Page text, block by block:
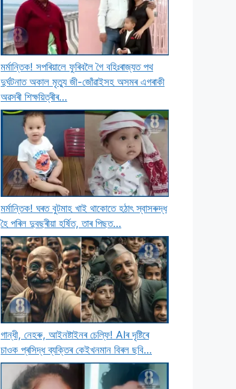
মৰ্মান্তিক! সপৰিয়ালে ফুৰিবলৈ গৈ বহিঃৰাজ্যত পথ
দুৰ্ঘটনাত অকাল মৃত্যু জী-জোঁৱাইসহ অসমৰ এগৰাকী
অৱসৰী শিক্ষয়িত্ৰীৰ…
মৰ্মান্তিক! ঘৰত বুটমাহ খাই থাকােতে হঠাৎ স্বাসৰুদ্ধ
হৈ পৰিল দুবছৰীয়া হৰ্ষিত, তাৰ পিছত…
গান্ধী, নেহৰু, আইনষ্টাইনৰ চেল্ফি! AIৰ দৃষ্টিৰে
চাওক প্ৰসিদ্ধ ব্যক্তিৰ কেইখনমান বিৰল ছবি…